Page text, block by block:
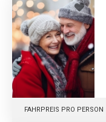
FAHRPREIS PRO PERSON